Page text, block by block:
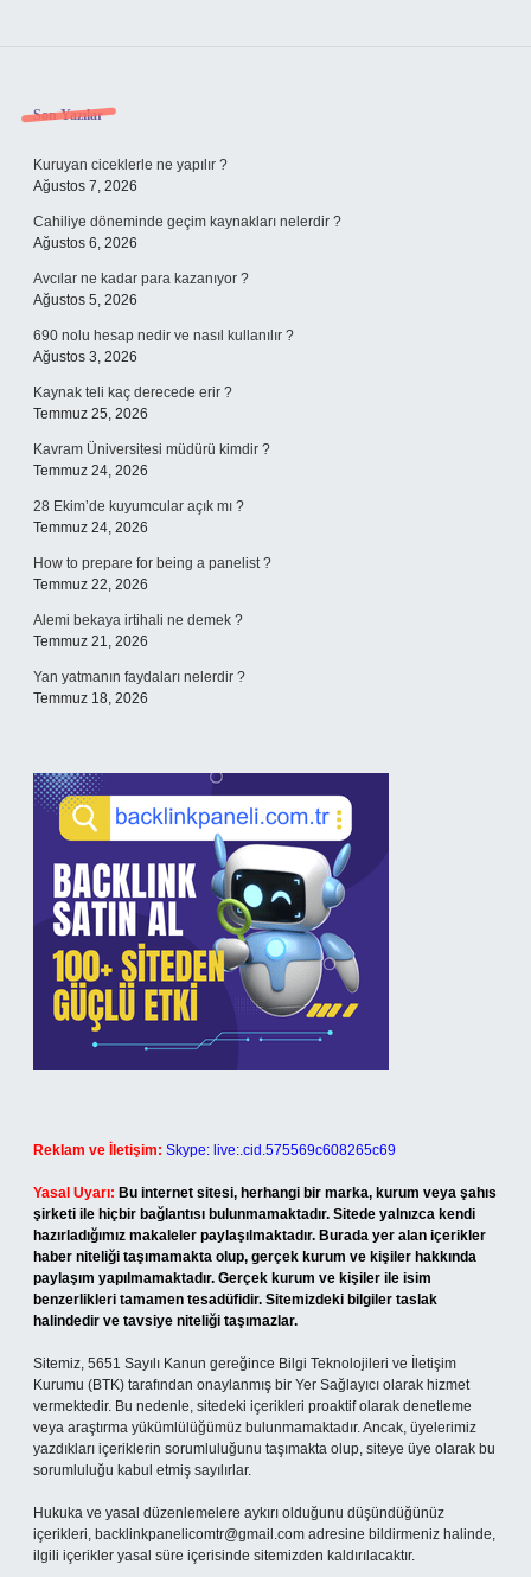
Sidebar
Son Yazılar
Kuruyan ciceklerle ne yapılır ?
Ağustos 7, 2026
Cahiliye döneminde geçim kaynakları nelerdir ?
Ağustos 6, 2026
Avcılar ne kadar para kazanıyor ?
Ağustos 5, 2026
690 nolu hesap nedir ve nasıl kullanılır ?
Ağustos 3, 2026
Kaynak teli kaç derecede erir ?
Temmuz 25, 2026
Kavram Üniversitesi müdürü kimdir ?
Temmuz 24, 2026
28 Ekim’de kuyumcular açık mı ?
Temmuz 24, 2026
How to prepare for being a panelist ?
Temmuz 22, 2026
Alemi bekaya irtihali ne demek ?
Temmuz 21, 2026
Yan yatmanın faydaları nelerdir ?
Temmuz 18, 2026
Reklam ve İletişim: Skype: live:.cid.575569c608265c69
Yasal Uyarı: Bu internet sitesi, herhangi bir marka, kurum veya şahıs
şirketi ile hiçbir bağlantısı bulunmamaktadır. Sitede yalnızca kendi
hazırladığımız makaleler paylaşılmaktadır. Burada yer alan içerikler
haber niteliği taşımamakta olup, gerçek kurum ve kişiler hakkında
paylaşım yapılmamaktadır. Gerçek kurum ve kişiler ile isim
benzerlikleri tamamen tesadüfidir. Sitemizdeki bilgiler taslak
halindedir ve tavsiye niteliği taşımazlar.
Sitemiz, 5651 Sayılı Kanun gereğince Bilgi Teknolojileri ve İletişim
Kurumu (BTK) tarafından onaylanmış bir Yer Sağlayıcı olarak hizmet
vermektedir. Bu nedenle, sitedeki içerikleri proaktif olarak denetleme
veya araştırma yükümlülüğümüz bulunmamaktadır. Ancak, üyelerimiz
yazdıkları içeriklerin sorumluluğunu taşımakta olup, siteye üye olarak bu
sorumluluğu kabul etmiş sayılırlar.
Hukuka ve yasal düzenlemelere aykırı olduğunu düşündüğünüz
içerikleri, backlinkpanelicomtr@gmail.com adresine bildirmeniz halinde,
ilgili içerikler yasal süre içerisinde sitemizden kaldırılacaktır.